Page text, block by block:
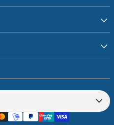
6L Con
Prezzo
normale
€5,10